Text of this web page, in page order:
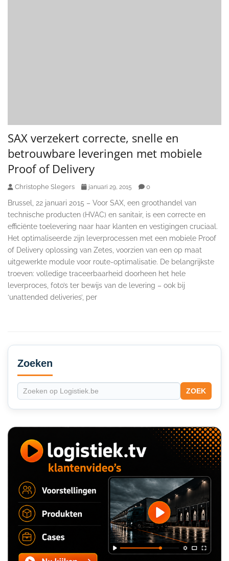
SAX verzekert correcte, snelle en
betrouwbare leveringen met mobiele
Proof of Delivery
Christophe Slegers januari 29, 2015 0
Brussel, 22 januari 2015 – Voor SAX, een groothandel van
technische producten (HVAC) en sanitair, is een correcte en
efficiënte toelevering naar haar klanten en vestigingen cruciaal.
Het optimaliseerde zijn leverprocessen met een mobiele Proof
of Delivery oplossing van Zetes, voorzien van een op maat
uitgewerkte module voor route-optimalisatie. De belangrijkste
troeven: volledige traceerbaarheid doorheen het hele
leverproces, foto’s ter bewijs van de levering – ook bij
‘unattended deliveries’, per
Secondary
Sidebar
Zoeken
ZOEK